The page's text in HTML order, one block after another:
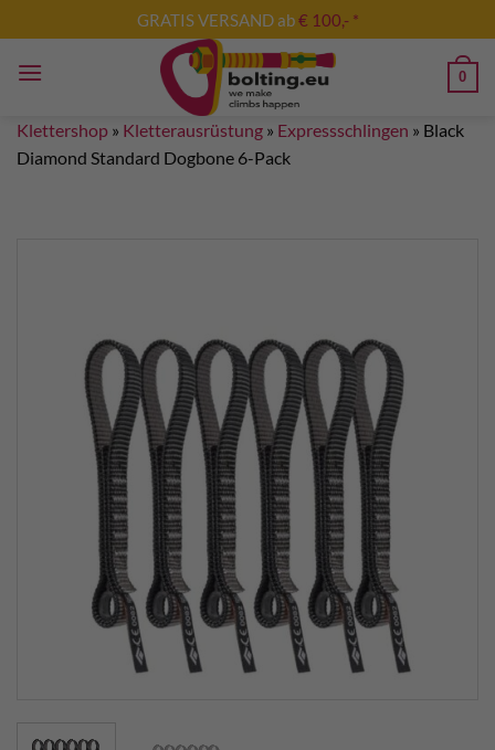
Inhalt
springen
GRATIS VERSAND ab€ 100,- *
0
Klettershop » Kletterausrüstung » Expressschlingen » Black
Diamond Standard Dogbone 6-Pack